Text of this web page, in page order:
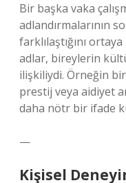
Bir başka vaka
adlandırmalarının
farklılaştığını
adlar, bireylerin
ilişkiliydi. Örneğin
prestij veya aidiyet
daha nötr bir ifade
—
Kişisel